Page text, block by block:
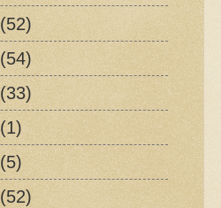
(52)
(54)
(33)
(1)
(5)
(52)